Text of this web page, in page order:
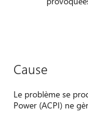
Cause
Le problème se
Power (ACPI) ne